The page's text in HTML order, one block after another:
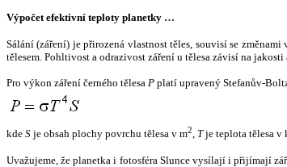
Výpočet efektivní teploty planetky …
Sálání (záření) je přirozená vlastnost těles, souvisí se
tělesem. Pohltivost a odrazivost záření u tělesa závisí na
Pro výkon záření černého tělesa P platí upravený Stefanův-
kde S je obsah plochy povrchu tělesa v m2, Tje teplota tělesa v
Uvažujeme, že planetka i fotosféra Slunce vysílají i přijímají